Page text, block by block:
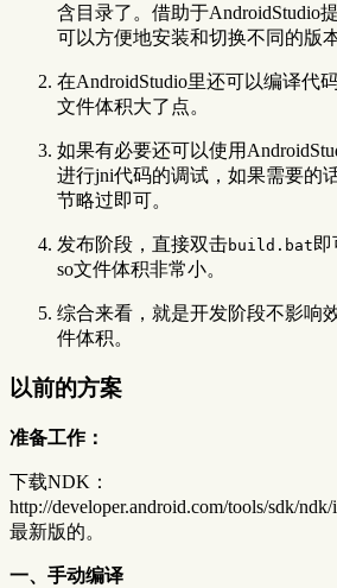
含目录了。借助于AndroidStudio
可以方便地安装和切换不同的版本
在AndroidStudio里还可以编译代
文件体积大了点。
如果有必要还可以使用
进行jni代码的调试，如果需要的
节略过即可。
发布阶段，直接双击build.bat
so文件体积非常小。
综合来看，就是开发阶段不影响
件体积。
以前的方案
准备工作：
下载NDK：
http://developer.android.com/tools/sdk/
最新版的。
一、手动编译